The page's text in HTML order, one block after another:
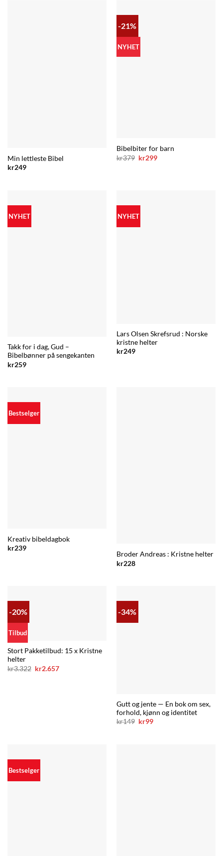
Min lettleste Bibel
kr249
-21%
NYHET
Bibelbiter for barn
kr379 Opprinnelig
kr299Nåværende
NYHET
Takk for i dag, Gud –
Bibelbønner på sengekanten
kr259
NYHET
Lars Olsen Skrefsrud : Norske
kristne helter
kr249
Bestselger
Kreativ bibeldagbok
kr239
Broder Andreas : Kristne helter
kr228
-20%
Tilbud
Stort Pakketilbud: 15 x Kristne
helter
kr3.322 Opprinnelig
kr2.657Nåværende
-34%
Gutt og jente — En bok om sex,
forhold, kjønn og identitet
kr149 Opprinnelig
kr99Nåværende
Bestselger